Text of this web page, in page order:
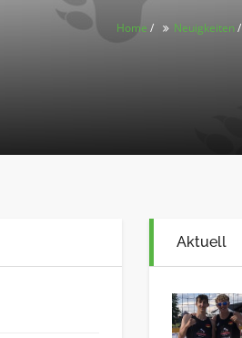
Home / Neuigkeiten/
Aktuell